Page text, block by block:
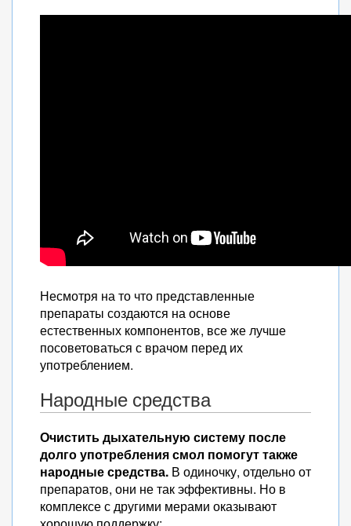
Несмотря на то что представленные
препараты создаются на основе
естественных компонентов, все же лучше
посоветоваться с врачом перед их
употреблением.
Народные средства
Очистить дыхательную систему после
долго употребления смол помогут также
народные средства. В одиночку, отдельно от
препаратов, они не так эффективны. Но в
комплексе с другими мерами оказывают